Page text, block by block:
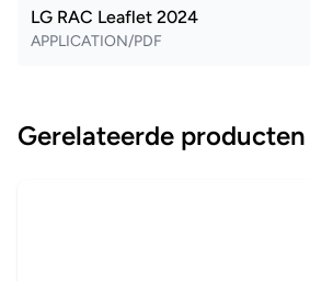
LG RAC Leaflet 2024
APPLICATION/PDF
Gerelateerde producten